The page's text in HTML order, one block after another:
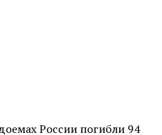
России погибли 94